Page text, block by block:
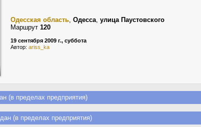
Одесская область, Одесса, улица Паустовского
Маршрут 120
19 сентября 2009 г., суббота
Автор: ariss_ka
(в пределах предприятия)
(в пределах предприятия)